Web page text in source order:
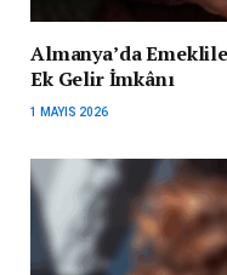
Almanya’da
Ek Gelir İmkânı
1 MAYIS 2026